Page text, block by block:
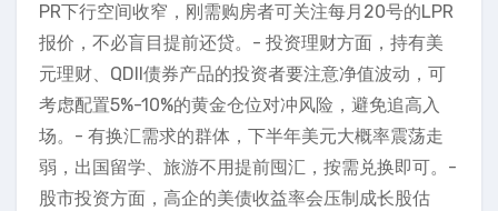
PR下行空间收窄，刚需购房者可关注每月20号的LPR
报价，不必盲目提前还贷。- 投资理财方面，持有美
元理财、QDII债券产品的投资者要注意净值波动，可
考虑配置5%-10%的黄金仓位对冲风险，避免追高入
场。- 有换汇需求的群体，下半年美元大概率震荡走
弱，出国留学、旅游不用提前囤汇，按需兑换即可。-
股市投资方面，高企的美债收益率会压制成长股估